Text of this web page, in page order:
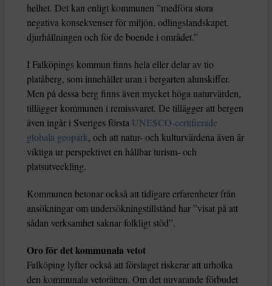
helhet. Det kan enligt kommunen ”medföra stora
negativa konsekvenser för miljön, odlingslandskapet,
djurhållningen och för de boende i området.”
I Falköpings kommun finns hela eller delar av tio
platåberg, som innehåller uran i bergarten alunskiffer.
Men på dessa berg finns även mycket höga naturvärden,
tillägger kommunen i remissvaret. De tillägger att bergen
även ingår i Sveriges första UNESCO-certifierade
globala geopark, och att natur- och kulturvärdena även är
viktiga ur perspektivet en hållbar turism- och
platsutveckling.
Kommunen betonar också att tidigare erfarenheter från
ansökningar om undersökningstillstånd har ”visat på att
sådan verksamhet saknar folkligt stöd”.
Oro för det kommunala vetot
Falköping lyfter också att förslaget riskerar att urholka
den kommunala vetorätten. Om det nuvarande förbudet